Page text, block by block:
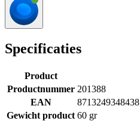
Specificaties
Product
Productnummer 201388
EAN
8713249348438
Gewicht product 60 gr